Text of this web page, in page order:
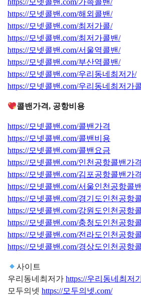
https://모넷콜밴.com/가족콜밴/
https://모넷콜밴.com/해외콜밴/
https://모넷콜밴.com/최저가콜/
https://모넷콜밴.com/최저가콜밴/
https://모넷콜밴.com/서울역콜밴/
https://모넷콜밴.com/부산역콜밴/
https://모넷콜밴.com/우리동네최저가/
https://모넷콜밴.com/우리동네최저가
콜밴가격, 공항비용
https://모넷콜밴.com/콜밴가격
https://모넷콜밴.com/콜밴비용
https://모넷콜밴.com/콜밴요금
https://모넷콜밴.com/인천공항콜밴가격
https://모넷콜밴.com/김포공항콜밴가격
https://모넷콜밴.com/서울인천공항콜
https://모넷콜밴.com/경기도인천공항
https://모넷콜밴.com/강원도인천공항
https://모넷콜밴.com/충청도인천공항
https://모넷콜밴.com/전라도인천공항
https://모넷콜밴.com/경상도인천공항
사이트
우리동네최저가https://우리동네최저
모두의넷https://모두의넷.com/